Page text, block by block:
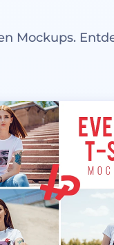
Mockups.